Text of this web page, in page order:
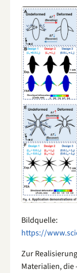
Bildquelle:
https://
Zur
Materialien, die